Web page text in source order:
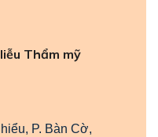
Thẩm mỹ
P. Bàn Cờ,